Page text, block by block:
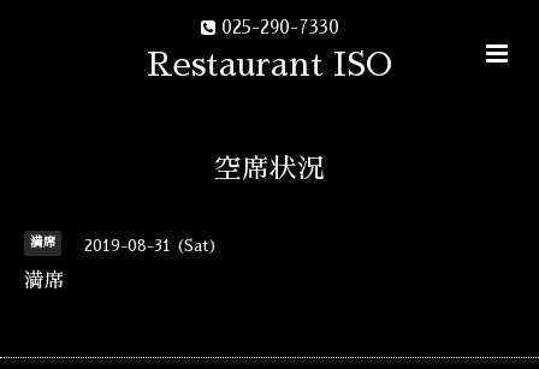
025-290-7330
Restaurant ISO
空席状況
満席 2019-08-31 (Sat)
満席